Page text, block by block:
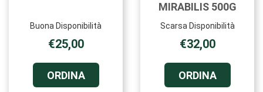
Buona Disponibilità
€25,00
ORDINA
30CPS AL
MIRABILIS 500G
Scarsa Disponibilità
€32,00
ORDINA
FLOR